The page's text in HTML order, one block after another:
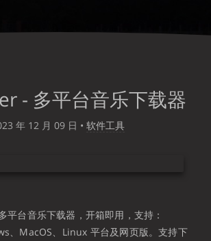
- 多平台音乐下载器
年 12 月 09 日 • 软件工具
平台音乐下载器，开箱即用，支持：
、MacOS、Linux 平台及网页版。支持下